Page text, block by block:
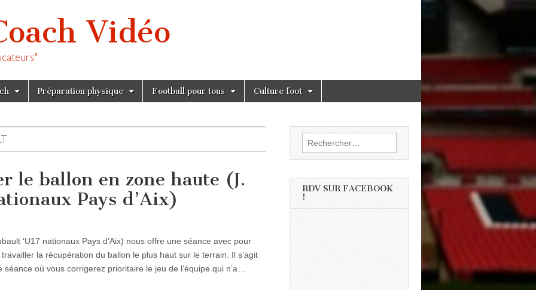
Vidéo
Préparation physique Football pour tous Culture foot
le ballon en zone haute (J.
Pays d’Aix)
‘U17 nationaux Pays d’Aix) nous offre une séance avec pour
la récupération du ballon le plus haut sur le terrain. Il s’agit
séance où vous corrigerez prioritaire le jeu de l’équipe qui n’a…
Rechercher :
RDV SUR FACEBOOK
!